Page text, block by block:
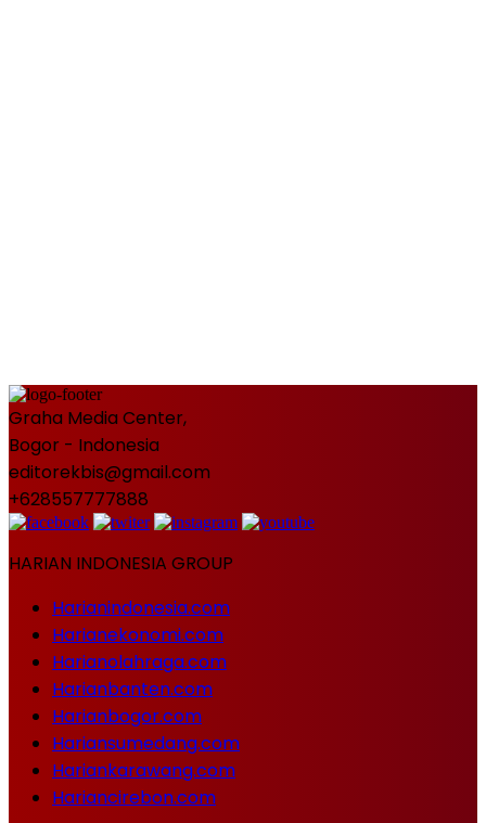
Graha Media Center,
Bogor - Indonesia
editorekbis@gmail.com
+628557777888
HARIAN INDONESIA GROUP
Harianindonesia.com
Harianekonomi.com
Harianolahraga.com
Harianbanten.com
Harianbogor.com
Hariansumedang.com
Hariankarawang.com
Hariancirebon.com